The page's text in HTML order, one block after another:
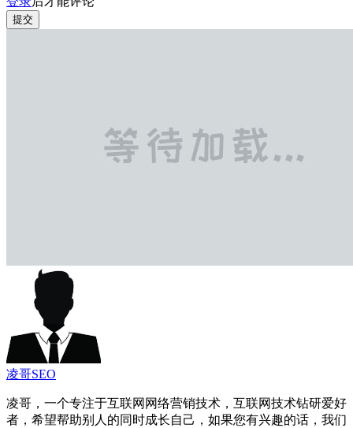
提交
凌哥SEO
凌哥，一个专注于互联网网络营销技术，互联网技术钻研爱好
者，希望帮助别人的同时成长自己，如果您有兴趣的话，我们